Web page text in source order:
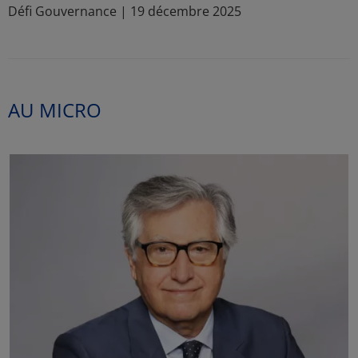
Défi Gouvernance | 19 décembre 2025
AU MICRO